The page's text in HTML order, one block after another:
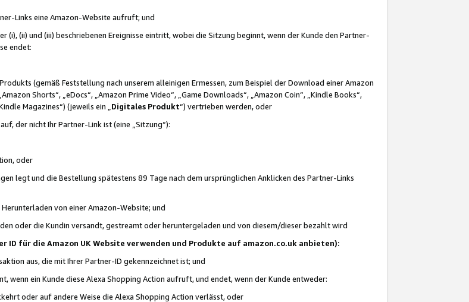
Links eine Amazon-Website aufruft; und
(ii) und (iii) beschriebenen Ereignisse eintritt, wobei die Sitzung beginnt, wenn der Kunde den Partner-
endet:
(gemäß Feststellung nach unserem alleinigen Ermessen, zum Beispiel der Download einer Amazon
Shorts“, „eDocs“, „Amazon Prime Video“, „Game Downloads“, „Amazon Coin“, „Kindle Books“,
Magazines“) (jeweils ein „ Digitales Produkt“) vertrieben werden, oder
der nicht Ihr Partner-Link ist (eine „Sitzung“):
oder
legt und die Bestellung spätestens 89 Tage nach dem ursprünglichen Anklicken des Partner-Links
von einer Amazon-Website; und
oder die Kundin versandt, gestreamt oder heruntergeladen und von diesem/dieser bezahlt wird
für die Amazon UK Website verwenden und Produkte auf amazon.co.uk anbieten):
aus, die mit Ihrer Partner-ID gekennzeichnet ist; und
ein Kunde diese Alexa Shopping Action aufruft, und endet, wenn der Kunde entweder:
oder auf andere Weise die Alexa Shopping Action verlässt, oder